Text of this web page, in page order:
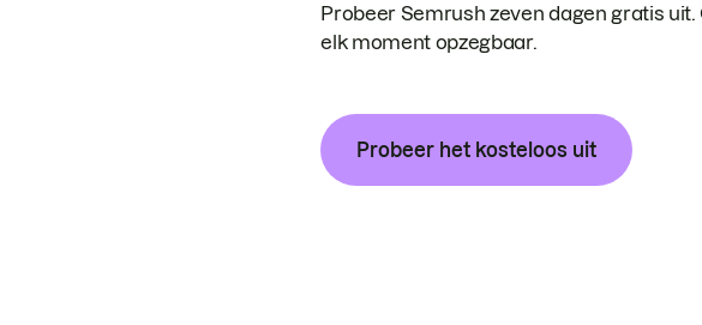
Probeer Semrush zeven dagen gratis uit.
elk moment opzegbaar.
Probeer het kosteloos uit